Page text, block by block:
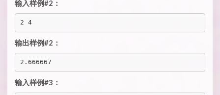
输入样例#2：
2 4
输出样例#2：
输入样例#3：